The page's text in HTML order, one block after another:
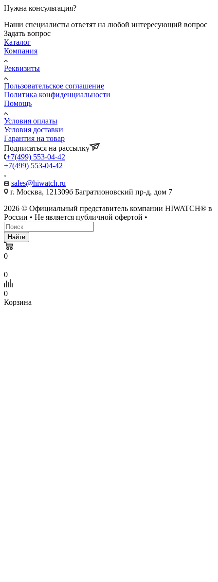
Нужна консультация?
Наши специалисты ответят на любой интересующий вопрос
Задать вопрос
Каталог
Компания
Реквизиты
Пользовательское соглашение
Политика конфиденциальности
Помощь
Условия оплаты
Условия доставки
Гарантия на товар
Подписаться на рассылку
+7(499) 553-04-42
+7(499) 553-04-42
sales@hiwatch.ru
г. Москва, 121309б Багратионовский пр-д, дом 7
2026 © Официальный представитель компании HIWATCH® в
России • Не является публичной офертой •
Найти
0
0
0
Корзина